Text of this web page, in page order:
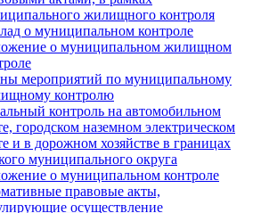
жилищного контроля
о муниципальном контроле
о муниципальном жилищном
мероприятий по муниципальному
контролю
контроль на автомобильном
городском наземном электрическом
и в дорожном хозяйстве в границах
муниципального округа
о муниципальном контроле
правовые акты,
осуществление